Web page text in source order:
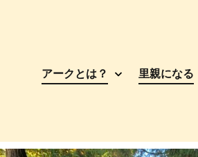
アークとは？ 里親になる